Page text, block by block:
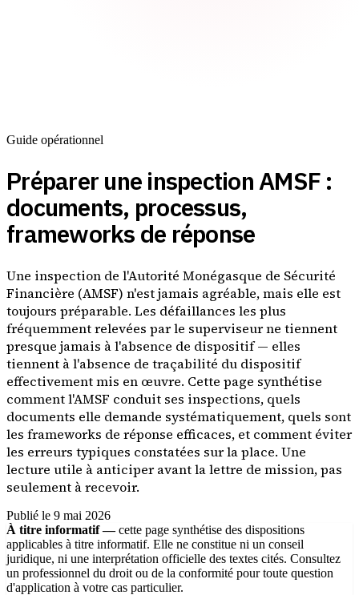
Guide opérationnel
Préparer une inspection AMSF :
documents, processus,
frameworks de réponse
Une inspection de l'Autorité Monégasque de Sécurité
Financière (AMSF) n'est jamais agréable, mais elle est
toujours préparable. Les défaillances les plus
fréquemment relevées par le superviseur ne tiennent
presque jamais à l'absence de dispositif — elles
tiennent à l'absence de traçabilité du dispositif
effectivement mis en œuvre. Cette page synthétise
comment l'AMSF conduit ses inspections, quels
documents elle demande systématiquement, quels sont
les frameworks de réponse efficaces, et comment éviter
les erreurs typiques constatées sur la place. Une
lecture utile à anticiper avant la lettre de mission, pas
seulement à recevoir.
Publié le 9 mai 2026
À titre informatif — cette page synthétise des dispositions
applicables à titre informatif. Elle ne constitue ni un conseil
juridique, ni une interprétation officielle des textes cités. Consultez
un professionnel du droit ou de la conformité pour toute question
d'application à votre cas particulier.